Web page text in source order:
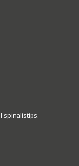
spinalistips.